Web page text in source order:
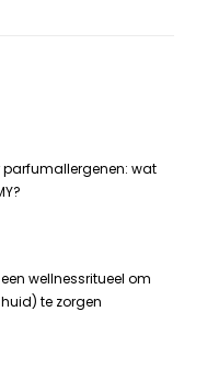
parfumallergenen: wat
wellnessritueel om
te zorgen